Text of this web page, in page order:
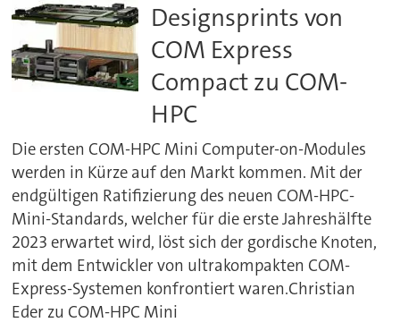
Designsprints von
COM Express
Compact zu COM-
HPC
Die ersten COM-HPC Mini Computer-on-Modules
werden in Kürze auf den Markt kommen. Mit der
endgültigen Ratifizierung des neuen COM-HPC-
Mini-Standards, welcher für die erste Jahreshälfte
2023 erwartet wird, löst sich der gordische Knoten,
mit dem Entwickler von ultrakompakten COM-
Express-Systemen konfrontiert waren.Christian
Eder zu COM-HPC Mini